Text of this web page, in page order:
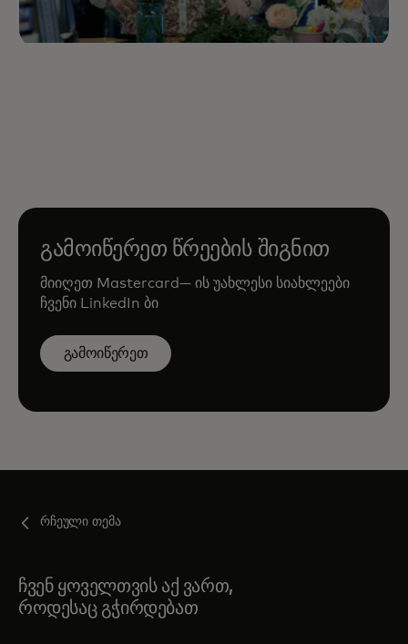
გამოიწერეთ წრეების შიგნით
მიიღეთ Mastercard— ის უახლესი სიახლეები
ჩვენი LinkedIn ბი
გამოიწერეთ
რჩეული თემა
ჩვენ ყოველთვის აქ ვართ,
როდესაც გჭირდებათ